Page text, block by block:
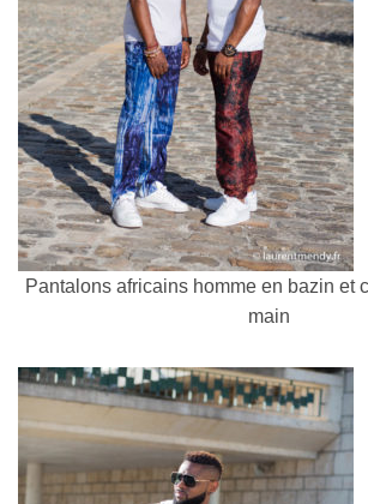
Pantalons africains homme en bazin et
main